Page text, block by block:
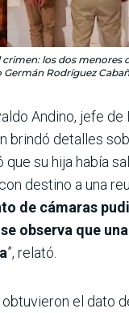
los dos menores
Germán Rodríguez
Andino, jefe
brindó detalles
su hija había
destino a una
de cámaras
observa que
”, relató.
el dato